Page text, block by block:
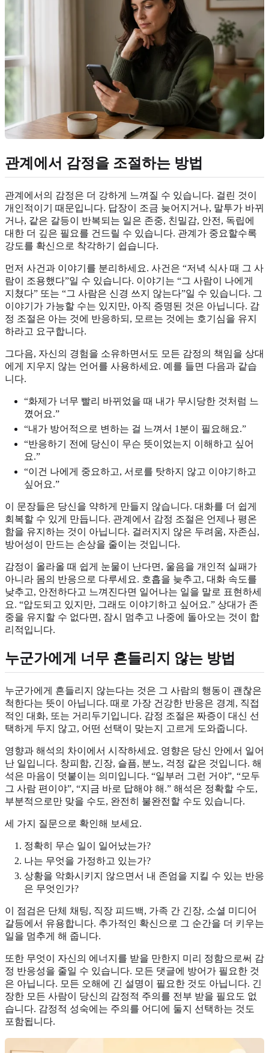
관계에서 감정을 조절하는 방법
관계에서의 감정은 더 강하게 느껴질 수 있습니다. 걸린 것이
개인적이기 때문입니다. 답장이 조금 늦어지거나, 말투가 바뀌
거나, 같은 갈등이 반복되는 일은 존중, 친밀감, 안전, 독립에
대한 더 깊은 필요를 건드릴 수 있습니다. 관계가 중요할수록
강도를 확신으로 착각하기 쉽습니다.
먼저 사건과 이야기를 분리하세요. 사건은 “저녁 식사 때 그 사
람이 조용했다”일 수 있습니다. 이야기는 “그 사람이 나에게
지쳤다” 또는 “그 사람은 신경 쓰지 않는다”일 수 있습니다. 그
이야기가 가능할 수는 있지만, 아직 증명된 것은 아닙니다. 감
정 조절은 아는 것에 반응하되, 모르는 것에는 호기심을 유지
하라고 요구합니다.
그다음, 자신의 경험을 소유하면서도 모든 감정의 책임을 상대
에게 지우지 않는 언어를 사용하세요. 예를 들면 다음과 같습
니다.
“화제가 너무 빨리 바뀌었을 때 내가 무시당한 것처럼 느
꼈어요.”
“내가 방어적으로 변하는 걸 느껴서 1분이 필요해요.”
“반응하기 전에 당신이 무슨 뜻이었는지 이해하고 싶어
요.”
“이건 나에게 중요하고, 서로를 탓하지 않고 이야기하고
싶어요.”
이 문장들은 당신을 약하게 만들지 않습니다. 대화를 더 쉽게
회복할 수 있게 만듭니다. 관계에서 감정 조절은 언제나 평온
함을 유지하는 것이 아닙니다. 걸러지지 않은 두려움, 자존심,
방어성이 만드는 손상을 줄이는 것입니다.
감정이 올라올 때 쉽게 눈물이 난다면, 울음을 개인적 실패가
아니라 몸의 반응으로 다루세요. 호흡을 늦추고, 대화 속도를
낮추고, 안전하다고 느껴진다면 일어나는 일을 말로 표현하세
요. “압도되고 있지만, 그래도 이야기하고 싶어요.” 상대가 존
중을 유지할 수 없다면, 잠시 멈추고 나중에 돌아오는 것이 합
리적입니다.
누군가에게 너무 흔들리지 않는 방법
누군가에게 흔들리지 않는다는 것은 그 사람의 행동이 괜찮은
척한다는 뜻이 아닙니다. 때로 가장 건강한 반응은 경계, 직접
적인 대화, 또는 거리두기입니다. 감정 조절은 짜증이 대신 선
택하게 두지 않고, 어떤 선택이 맞는지 고르게 도와줍니다.
영향과 해석의 차이에서 시작하세요. 영향은 당신 안에서 일어
난 일입니다. 창피함, 긴장, 슬픔, 분노, 걱정 같은 것입니다. 해
석은 마음이 덧붙이는 의미입니다. “일부러 그런 거야”, “모두
그 사람 편이야”, “지금 바로 답해야 해.” 해석은 정확할 수도,
부분적으로만 맞을 수도, 완전히 불완전할 수도 있습니다.
세 가지 질문으로 확인해 보세요.
정확히 무슨 일이 일어났는가?
나는 무엇을 가정하고 있는가?
상황을 악화시키지 않으면서 내 존엄을 지킬 수 있는 반응
은 무엇인가?
이 점검은 단체 채팅, 직장 피드백, 가족 간 긴장, 소셜 미디어
갈등에서 유용합니다. 추가적인 확신으로 그 순간을 더 키우는
일을 멈추게 해 줍니다.
또한 무엇이 자신의 에너지를 받을 만한지 미리 정함으로써 감
정 반응성을 줄일 수 있습니다. 모든 댓글에 방어가 필요한 것
은 아닙니다. 모든 오해에 긴 설명이 필요한 것도 아닙니다. 긴
장한 모든 사람이 당신의 감정적 주의를 전부 받을 필요도 없
습니다. 감정적 성숙에는 주의를 어디에 둘지 선택하는 것도
포함됩니다.